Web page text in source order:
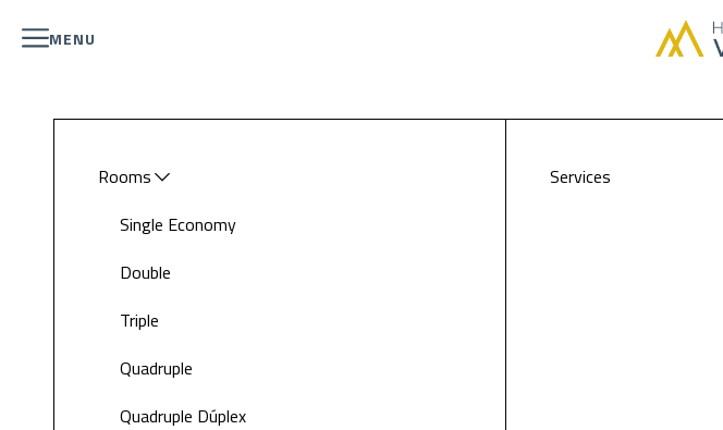
MENU
Rooms
Single Economy
Double
Triple
Quadruple
Quadruple Dúplex
Services